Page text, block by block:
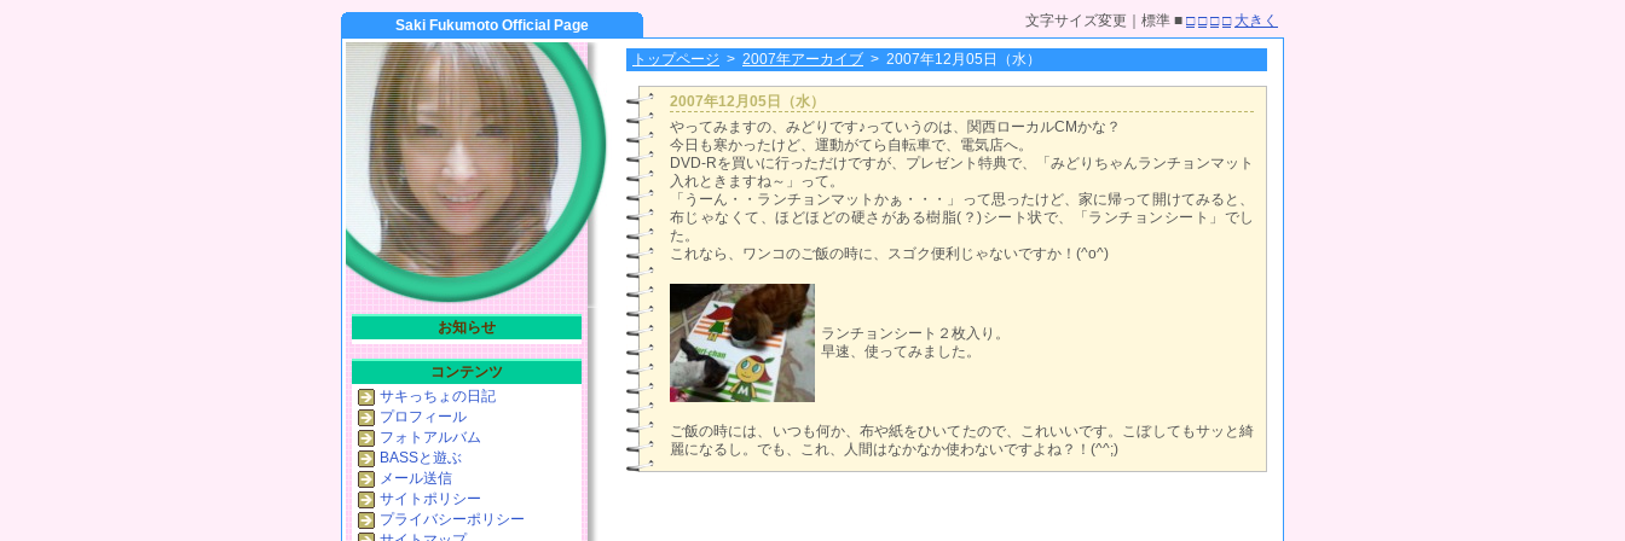
Saki Fukumoto Official Page 文字サイズ変更｜標準 ■ □ □ □ □ 大きく
トップページ > 2007年アーカイブ > 2007年12月05日（水）
2007年12月05日（水）
やってみますの、みどりです♪っていうのは、関西ローカルCMかな？
今日も寒かったけど、運動がてら自転車で、電気店へ。
DVD-Rを買いに行っただけですが、プレゼント特典で、「みどりちゃんランチョンマット
入れときますね～」って。
「うーん・・ランチョンマットかぁ・・・」って思ったけど、家に帰って開けてみると、
布じゃなくて、ほどほどの硬さがある樹脂(？)シート状で、「ランチョンシート」でし
た。
これなら、ワンコのご飯の時に、スゴク便利じゃないですか！(^o^)
ランチョンシート２枚入り。
早速、使ってみました。
ご飯の時には、いつも何か、布や紙をひいてたので、これいいです。こぼしてもサッと綺
麗になるし。でも、これ、人間はなかなか使わないですよね？！(^^;)
お知らせ
コンテンツ
サキっちょの日記
プロフィール
フォトアルバム
BASSと遊ぶ
メール送信
サイトポリシー
プライバシーポリシー